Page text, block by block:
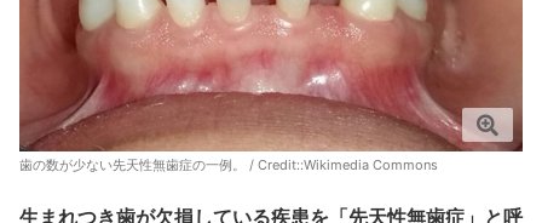
歯の数が少ない先天性無歯症の一例。 / Credit::Wikimedia Commons
生まれつき歯が欠損している疾患を「先天性無歯症」と呼